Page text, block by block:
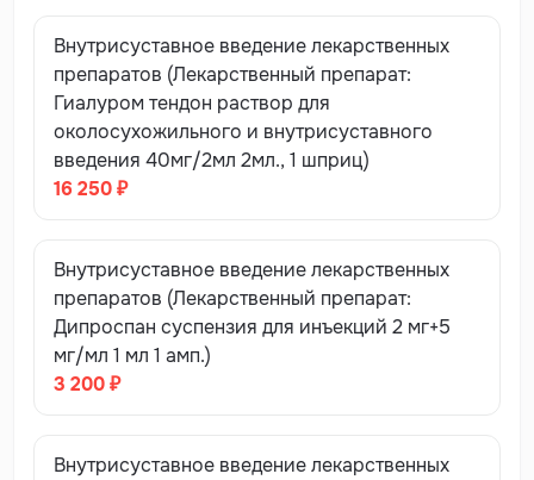
Внутрисуставное введение лекарственных
препаратов (Лекарственный препарат:
Гиалуром тендон раствор для
околосухожильного и внутрисуставного
введения 40мг/2мл 2мл., 1 шприц)
16 250 ₽
Внутрисуставное введение лекарственных
препаратов (Лекарственный препарат:
Дипроспан суспензия для инъекций 2 мг+5
мг/мл 1 мл 1 амп.)
3 200 ₽
Внутрисуставное введение лекарственных